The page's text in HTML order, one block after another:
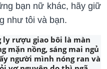
bạn nữ khác, hãy giữ
như tôi và bạn.
ly rượu giao bôi là màn
mặn nồng, sáng mai ngủ
người mình nóng ran và